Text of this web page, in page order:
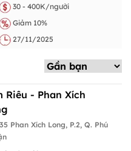
30 - 400K/người
Giảm 10%
27/11/2025
Riêu - Phan Xích
Phan Xích Long, P.2, Q. Phú